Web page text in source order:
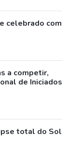
celebrado com
a competir,
de Iniciados
total do Sol